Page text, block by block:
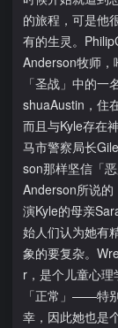
的旅程，可是他
有的生灵。
Anderson牧师，
「圣战」中的
shuaAustin，住
而且与Kyle存在
马市警察局长
son那样坚信「
Anderson所说
演Kyle的母亲
始人们认为她有
象的要复杂。
r，是个儿童心
「正常」——特
幸，因此她也是